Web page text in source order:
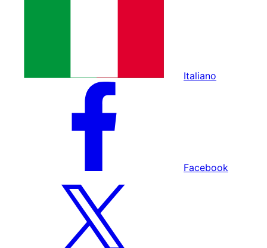
Italiano
Facebook